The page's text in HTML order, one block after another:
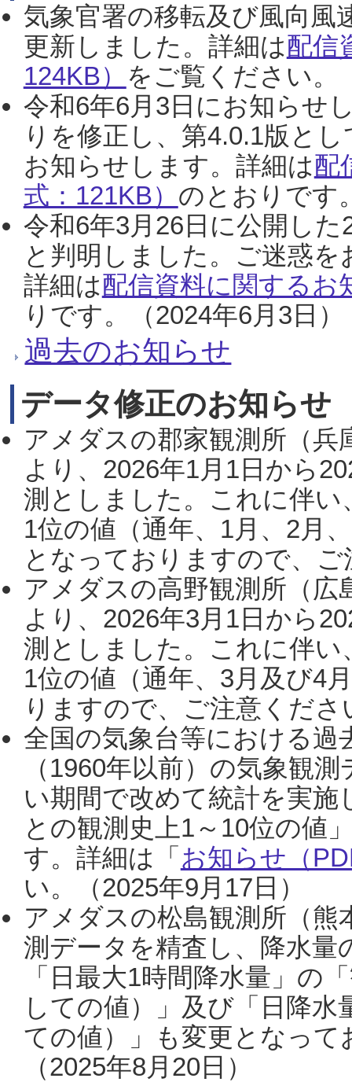
気象官署の移転及び風向風
更新しました。詳細は配信
124KB） をご覧ください。
令和6年6月3日にお知らせ
りを修正し、第4.0.1版と
お知らせします。詳細は配
式：121KB） のとおりです
令和6年3月26日に公開し
と判明しました。ご迷惑
詳細は配信資料に関するお
りです。（2024年6月3日）
過去のお知らせ
データ修正のお知らせ
アメダスの郡家観測所（
より、2026年1月1日から
測としました。これに伴い
1位の値（通年、1月、2月
となっておりますので、
アメダスの高野観測所（
より、2026年3月1日から
測としました。これに伴い
1位の値（通年、3月及び4
りますので、ご注意くだ
全国の気象台等における過
（1960年以前）の気象観
い期間で改めて統計を実
との観測史上1～10位の値
す。詳細は「 お知らせ（
い。（2025年9月17日）
アメダスの松島観測所（熊
測データを精査し、降水
「日最大1時間降水量」の
しての値）」及び「日降
ての値）」も変更となっ
（2025年8月20日）